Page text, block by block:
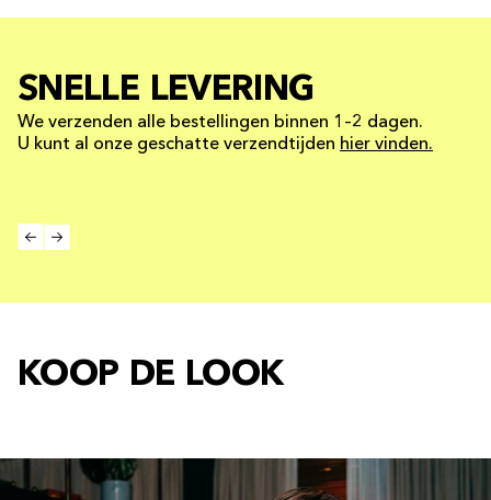
SNELLE LEVERING
We verzenden alle bestellingen binnen 1–2 dagen.
U kunt al onze geschatte verzendtijden hier vinden.
KOOP DE LOOK